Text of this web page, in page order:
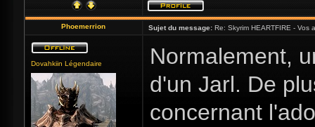
Phoemerrion Sujet du message: Re: Skyrim HEARTFIRE - Vos
Dovahkiin Légendaire
Normalement,
d'un Jarl. De
concernant